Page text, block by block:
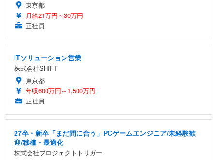
東京都
月給21万円～30万円
正社員
ITソリューション営業
株式会社SHIFT
東京都
年収600万円～1,500万円
正社員
27卒・新卒「まだ間に合う」PCゲームエンジニア/未経験歓
迎/移植・最適化
株式会社プロジェクトトリガー